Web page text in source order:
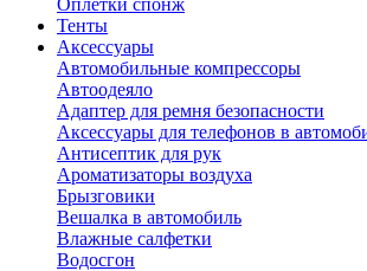
Оплетки спонж
Тенты
Аксессуары
Автомобильные компрессоры
Автоодеяло
Адаптер для ремня безопасности
Аксессуары для телефонов в
Антисептик для рук
Ароматизаторы воздуха
Брызговики
Вешалка в автомобиль
Влажные салфетки
Водосгон